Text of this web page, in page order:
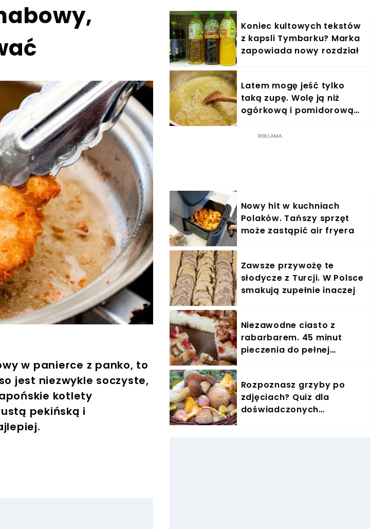
w panierce z panko, to
jest niezwykle soczyste,
kotlety
pekińską i
Koniec kultowych tekstów
z kapsli Tymbarku? Marka
zapowiada nowy rozdział
Latem mogę jeść tylko
taką zupę. Wolę ją niż
ogórkową i pomidorową
Nowy hit w kuchniach
Polaków. Tańszy sprzęt
może zastąpić air fryera
Zawsze przywożę te
słodycze z Turcji. W Polsce
smakują zupełnie inaczej
Niezawodne ciasto z
rabarbarem. 45 minut
pieczenia do pełnej
Rozpoznasz grzyby po
zdjęciach? Quiz dla
doświadczonych